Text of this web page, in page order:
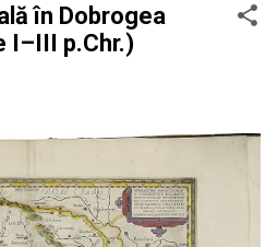
în Dobrogea
I–III p.Chr.)